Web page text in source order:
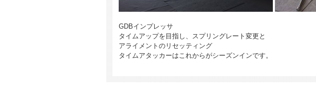
GDBインプレッサ
タイムアップを目指し、スプリングレート変更と
アライメントのリセッティング
タイムアタッカーはこれからがシーズンインです。